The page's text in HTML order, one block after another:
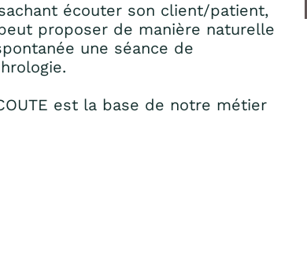
écouter son client/patient,
proposer de manière naturelle
une séance de
est la base de notre métier